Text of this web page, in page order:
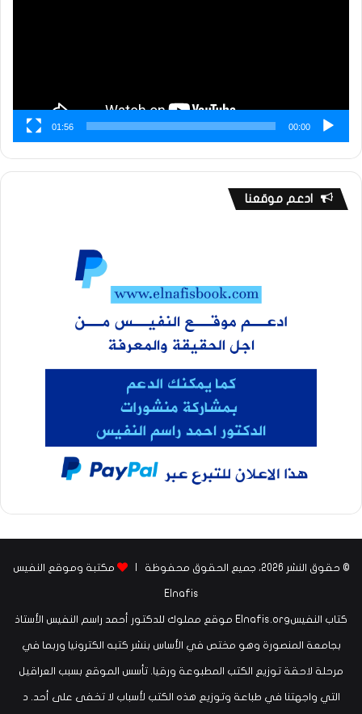
00:00
01:56
ادعم موقعنا
© حقوق النشر 2026، جميع الحقوق محفوظة | مكتبة وموقع النفيس
Elnafis
كتاب النفيسElnafis.org موقع مملوك للدكتور أحمد راسم النفيس الأستاذ
بجامعة المنصورة وهو مختص في الأساس بنشر كتبه الكترونيا وربما في
مرحلة لاحقة توزيع الكتب المطبوعة ورقيا. تأسس الموقع بسبب العراقيل
التي واجهتنا في طباعة وتوزيع هذه الكتب لأسباب لا تخفى على أحد. د